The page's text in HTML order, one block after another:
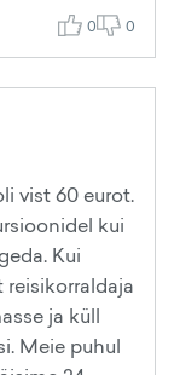
0 0
vist 60 eurot.
kui
Kui
ja küll
Meie puhul